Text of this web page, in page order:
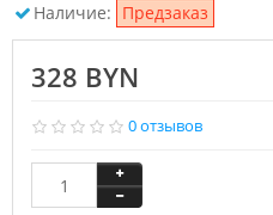
Наличие: Предзаказ
328 BYN
0 отзывов